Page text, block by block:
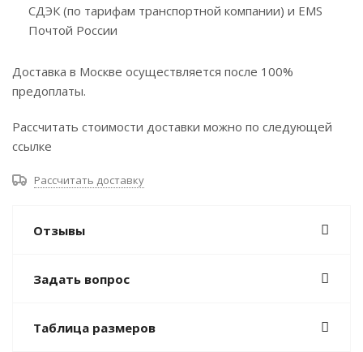
СДЭК (по тарифам транспортной компании) и EMS
Почтой России
Доставка в Москве осуществляется после 100%
предоплаты.
Рассчитать стоимости доставки можно по следующей
ссылке
Рассчитать доставку
Отзывы
Задать вопрос
Таблица размеров